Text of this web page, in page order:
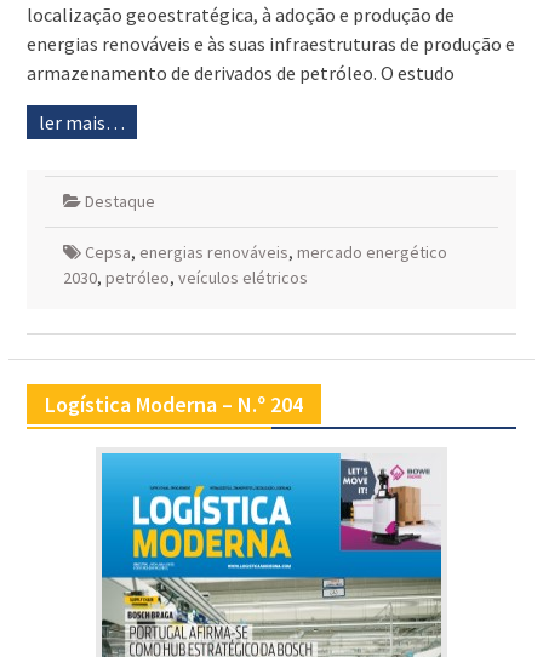
localização geoestratégica, à adoção e produção de
energias renováveis e às suas infraestruturas de produção e
armazenamento de derivados de petróleo. O estudo
ler mais…
Destaque
Cepsa, energias renováveis, mercado energético
2030, petróleo, veículos elétricos
Logística Moderna – N.º 204